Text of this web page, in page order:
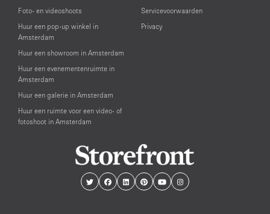
Foto- en videoshoots
Huur een pop-up winkel in
Amsterdam
Huur een showroom in Amsterdam
Huur een evenementenruimte in
Amsterdam
Huur een galerie in Amsterdam
Huur een ruimte voor een video- of
fotoshoot in Amsterdam
Servicevoorwaarden
Privacy